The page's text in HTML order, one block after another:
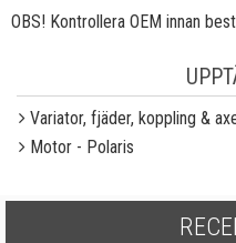
OBS! Kontrollera OEM innan
Variator, fjäder, koppling &
Motor - Polaris